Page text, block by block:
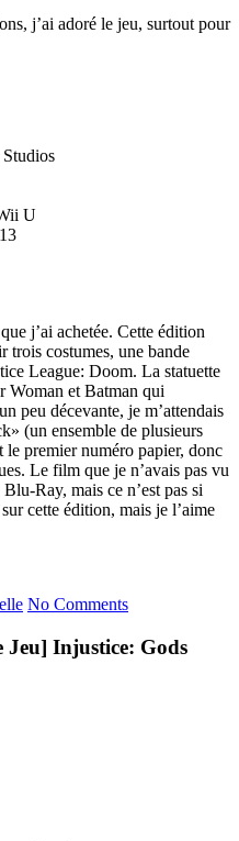
j’ai adoré le jeu, surtout pour
U
j’ai achetée. Cette édition
trois costumes, une bande
League: Doom. La statuette
Woman et Batman qui
peu décevante, je m’attendais
(un ensemble de plusieurs
le premier numéro papier, donc
Le film que je n’avais pas vu
Ray, mais ce n’est pas si
cette édition, mais je l’aime
No Comments
Jeu] Injustice: Gods